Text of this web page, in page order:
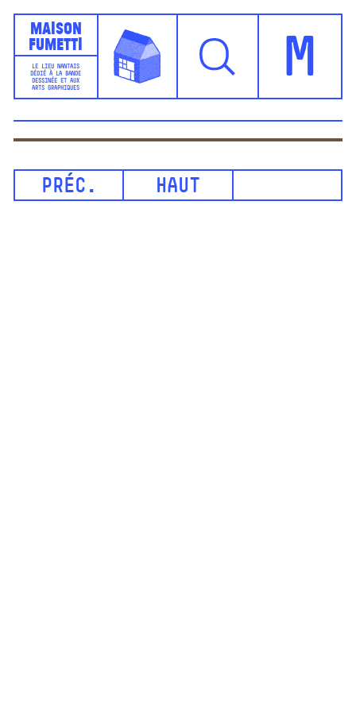
Maison
Fumetti
LE LIEU NANTAIS
DÉDIÉ À LA BANDE
DESSINÉE ET AUX
ARTS GRAPHIQUES
M
PRÉC. HAUT